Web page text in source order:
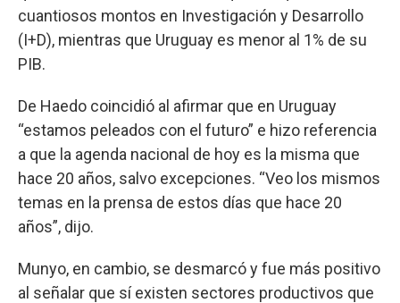
cuantiosos montos en Investigación y Desarrollo
(I+D), mientras que Uruguay es menor al 1% de su
PIB.
De Haedo coincidió al afirmar que en Uruguay
“estamos peleados con el futuro” e hizo referencia
a que la agenda nacional de hoy es la misma que
hace 20 años, salvo excepciones. “Veo los mismos
temas en la prensa de estos días que hace 20
años”, dijo.
Munyo, en cambio, se desmarcó y fue más positivo
al señalar que sí existen sectores productivos que